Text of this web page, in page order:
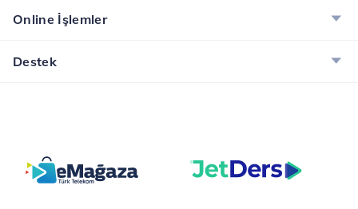
Online İşlemler
Destek